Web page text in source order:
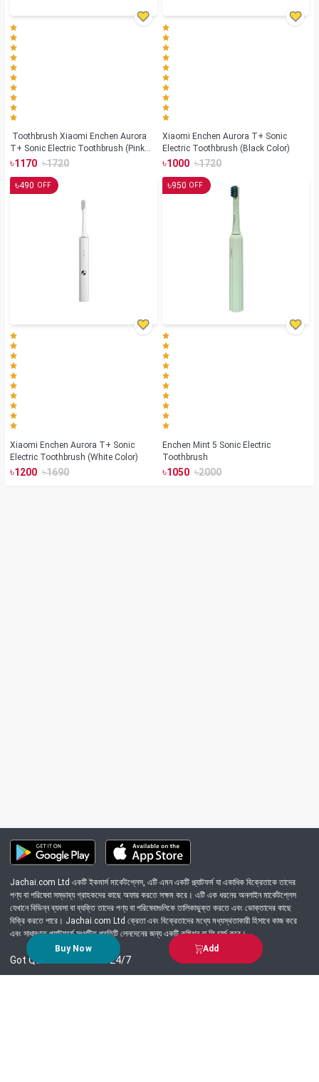
Buy Now Add
Toothbrush Xiaomi Enchen Aurora
T+ Sonic Electric Toothbrush (Pink
Color)
৳1170 ৳1720
Xiaomi Enchen Aurora T+ Sonic
Electric Toothbrush (Black Color)
৳1000 ৳1720
৳490 OFF
Xiaomi Enchen Aurora T+ Sonic
Electric Toothbrush (White Color)
৳1200 ৳1690
৳950 OFF
Enchen Mint 5 Sonic Electric
Toothbrush
৳1050 ৳2000
Jachai.com Ltd একটি ইকমার্স মার্কেটপ্লেস, এটি এমন একটি প্ল্যাটফর্ম যা একাধিক বিক্রেতাকে তাদের
পণ্য বা পরিষেবা সম্ভাব্য গ্রাহকদের কাছে অফার করতে সক্ষম করে। এটি এক ধরনের অনলাইন মার্কেটপ্লেস
যেখানে বিভিন্ন ব্যবসা বা ব্যক্তি তাদের পণ্য বা পরিষেবাগুলিকে তালিকাভুক্ত করতে এবং ভোক্তাদের কাছে
বিক্রি করতে পারে। Jachai.com Ltd ক্রেতা এবং বিক্রেতাদের মধ্যে মধ্যস্থতাকারী হিসাবে কাজ করে
এবং সাধারণত প্ল্যাটফর্মে সংঘটিত প্রতিটি লেনদেনের জন্য একটি কমিশন বা ফি চার্জ করে।
Got Question? Call us 24/7